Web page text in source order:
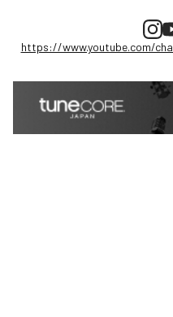
https://www.youtube.com/